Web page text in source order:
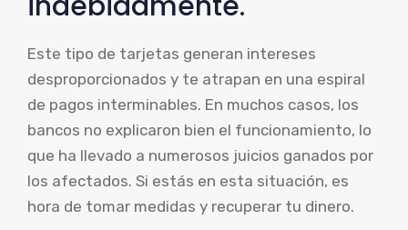
Este tipo de tarjetas generan intereses
desproporcionados y te atrapan en una espiral
de pagos interminables. En muchos casos, los
bancos no explicaron bien el funcionamiento, lo
que ha llevado a numerosos juicios ganados por
los afectados. Si estás en esta situación, es
hora de tomar medidas y recuperar tu dinero.